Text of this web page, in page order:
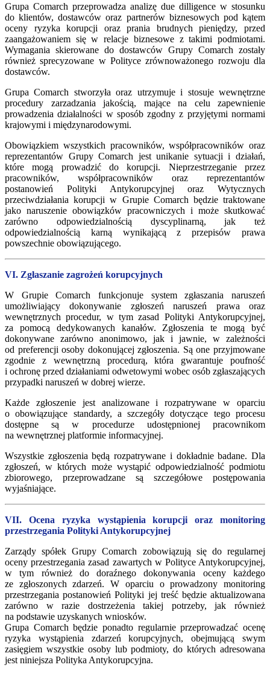
Grupa Comarch przeprowadza analizę due dilligence w stosunku
do klientów, dostawców oraz partnerów biznesowych pod kątem
oceny ryzyka korupcji oraz prania brudnych pieniędzy, przed
zaangażowaniem się w relacje biznesowe z takimi podmiotami.
Wymagania skierowane do dostawców Grupy Comarch zostały
również sprecyzowane w Polityce zrównoważonego rozwoju dla
dostawców.
Grupa Comarch stworzyła oraz utrzymuje i stosuje wewnętrzne
procedury zarzadzania jakością, mające na celu zapewnienie
prowadzenia działalności w sposób zgodny z przyjętymi normami
krajowymi i międzynarodowymi.
Obowiązkiem wszystkich pracowników, współpracowników oraz
reprezentantów Grupy Comarch jest unikanie sytuacji i działań,
które mogą prowadzić do korupcji. Nieprzestrzeganie przez
pracowników, współpracowników oraz reprezentantów
postanowień Polityki Antykorupcyjnej oraz Wytycznych
przeciwdziałania korupcji w Grupie Comarch będzie traktowane
jako naruszenie obowiązków pracowniczych i może skutkować
zarówno odpowiedzialnością dyscyplinarną, jak też
odpowiedzialnością karną wynikającą z przepisów prawa
powszechnie obowiązującego.
VI. Zgłaszanie zagrożeń korupcyjnych
W Grupie Comarch funkcjonuje system zgłaszania naruszeń
umożliwiający dokonywanie zgłoszeń naruszeń prawa oraz
wewnętrznych procedur, w tym zasad Polityki Antykorupcyjnej,
za pomocą dedykowanych kanałów. Zgłoszenia te mogą być
dokonywane zarówno anonimowo, jak i jawnie, w zależności
od preferencji osoby dokonującej zgłoszenia. Są one przyjmowane
zgodnie z wewnętrzną procedurą, która gwarantuje poufność
i ochronę przed działaniami odwetowymi wobec osób zgłaszających
przypadki naruszeń w dobrej wierze.
Każde zgłoszenie jest analizowane i rozpatrywane w oparciu
o obowiązujące standardy, a szczegóły dotyczące tego procesu
dostępne są w procedurze udostępnionej pracownikom
na wewnętrznej platformie informacyjnej.
Wszystkie zgłoszenia będą rozpatrywane i dokładnie badane. Dla
zgłoszeń, w których może wystąpić odpowiedzialność podmiotu
zbiorowego, przeprowadzane są szczegółowe postępowania
wyjaśniające.
VII. Ocena ryzyka wystąpienia korupcji oraz monitoring
przestrzegania Polityki Antykorupcyjnej
Zarządy spółek Grupy Comarch zobowiązują się do regularnej
oceny przestrzegania zasad zawartych w Polityce Antykorupcyjnej,
w tym również do doraźnego dokonywania oceny każdego
ze zgłoszonych zdarzeń. W oparciu o prowadzony monitoring
przestrzegania postanowień Polityki jej treść będzie aktualizowana
zarówno w razie dostrzeżenia takiej potrzeby, jak również
na podstawie uzyskanych wniosków.
Grupa Comarch będzie ponadto regularnie przeprowadzać ocenę
ryzyka wystąpienia zdarzeń korupcyjnych, obejmującą swym
zasięgiem wszystkie osoby lub podmioty, do których adresowana
jest niniejsza Polityka Antykorupcyjna.